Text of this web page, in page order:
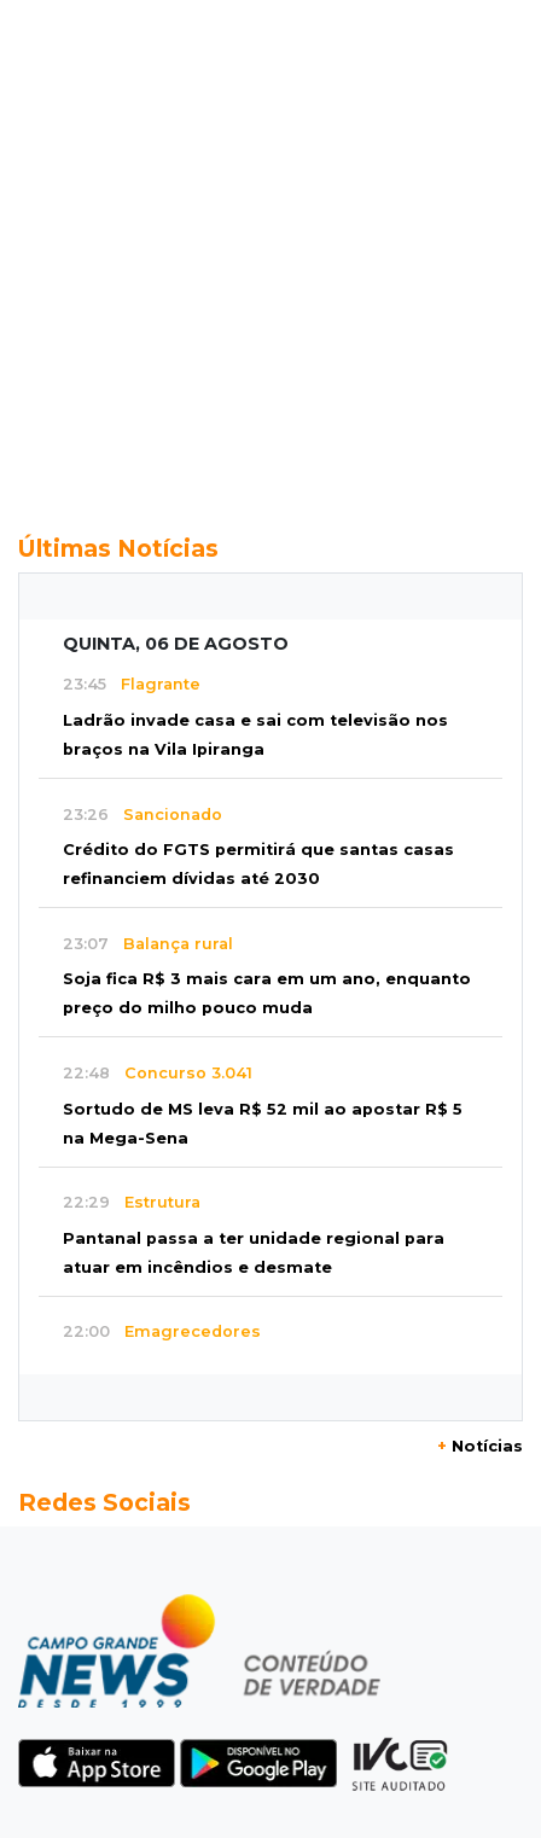
Últimas Notícias
QUINTA, 06 DE AGOSTO
23:45 Flagrante
Ladrão invade casa e sai com televisão nos
braços na Vila Ipiranga
23:26 Sancionado
Crédito do FGTS permitirá que santas casas
refinanciem dívidas até 2030
23:07 Balança rural
Soja fica R$ 3 mais cara em um ano, enquanto
preço do milho pouco muda
22:48 Concurso 3.041
Sortudo de MS leva R$ 52 mil ao apostar R$ 5
na Mega-Sena
22:29 Estrutura
Pantanal passa a ter unidade regional para
atuar em incêndios e desmate
22:00 Emagrecedores
Granizo danifica telhados e plantações
Agregado
Inter perde para o Corinthians mas avança às
quartas da Copa do Brasil
Vitória goleia Athletico-PR por 4 a 0 e avança
às quartas da Copa do Brasil
+ Notícias
Redes Sociais